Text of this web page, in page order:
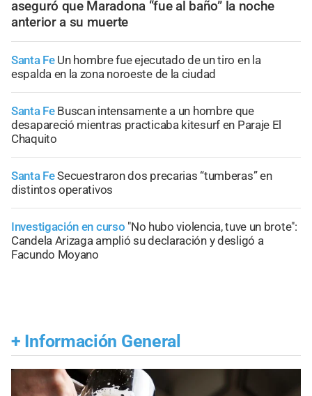
aseguró que Maradona “fue al baño” la noche
anterior a su muerte
Santa Fe Un hombre fue ejecutado de un tiro en la
espalda en la zona noroeste de la ciudad
Santa Fe Buscan intensamente a un hombre que
desapareció mientras practicaba kitesurf en Paraje El
Chaquito
Santa FeSecuestraron dos precarias “tumberas” en
distintos operativos
Investigación en curso "No hubo violencia, tuve un brote":
Candela Arizaga amplió su declaración y desligó a
Facundo Moyano
+ Información General